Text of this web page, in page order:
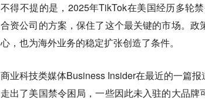
不得不提的是，2025年TikTok在美国经历多轮
合资公司的方案，保住了这个最关键的市场。
心，也为海外业务的稳定扩张创造了条件。
商业科技类媒体Business Insider在最近的一篇
走出了美国禁令困局，一些因此未入驻的大品